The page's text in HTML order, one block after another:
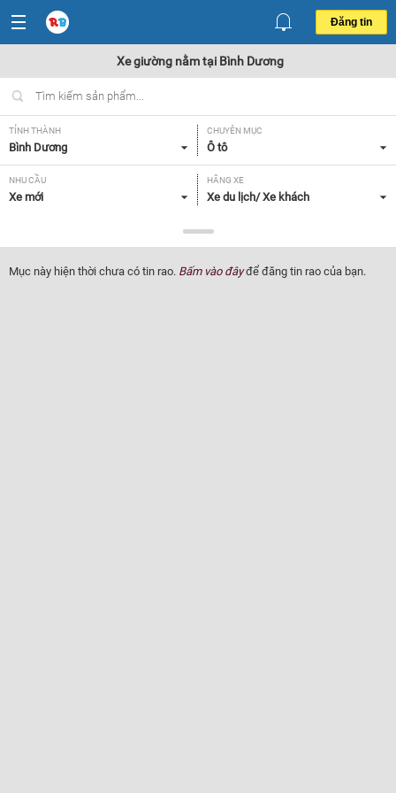
Đăng tin
Xe giường nằm tại Bình Dương
TỈNH THÀNH
Bình Dương
CHUYÊN MỤC
Ô tô
NHU CẦU
Xe mới
HÃNG XE
Xe du lịch/ Xe khách
Xe giường nằm
NĂM SẢN XUẤT
Tất cả
GIÁ XE XUẤT XỨ
Mục này hiện thời chưa có tin rao. Bấm vào đâyđể đăng tin rao của bạn.